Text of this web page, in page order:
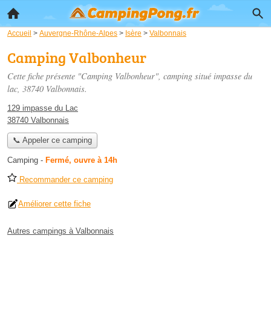
Accueil > Auvergne-Rhône-Alpes > Isère > Valbonnais
Camping Valbonheur
Cette fiche présente "Camping Valbonheur", camping situé impasse du
lac, 38740 Valbonnais.
129 impasse du Lac
38740 Valbonnais
📞 Appeler ce camping
Camping - Fermé, ouvre à 14h
Recommander ce camping
Améliorer cette fiche
Autres campings à Valbonnais